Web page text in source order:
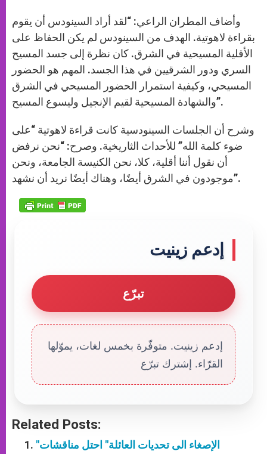
وأضاف المطران الراعي: “لقد أراد السينودس أن يقوم
بقراءة لاهوتية. الهدف من السينودس لم يكن الحفاظ على
الأقلية المسيحية في الشرق. كان نظرة إلى جسد المسيح
السري ودور الشرقيين في هذا الجسد. المهم هو الحضور
المسيحي، وكيفية استمرار الحضور المسيحي في الشرق
والشهادة المسيحية لقيم الإنجيل وليسوع المسيح”.
وشرح أن الجلسات السينودسية كانت قراءة لاهوتية “على
ضوء كلمة الله” للأحداث الثاريخية. وصرح: “نحن نرفض
أن نقول أننا أقلية، كلا، نحن الكنيسة الجامعة، ونحن
موجودون في الشرق أيضًا، وهناك أيضًا نريد أن نشهد”.
إدعم زينيت
تبرّع
إدعم زينيت. متوفّرة بخمس لغات، يموّلها
القرّاء. إشترك تبرّع
Related Posts:
"الإصغاء الى تحديات العائلة" احتل مناقشات